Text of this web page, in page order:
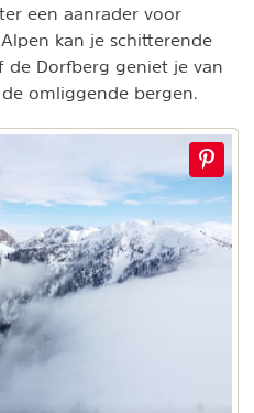
een aanrader voor
kan je schitterende
de Dorfberg geniet je van
omliggende bergen.